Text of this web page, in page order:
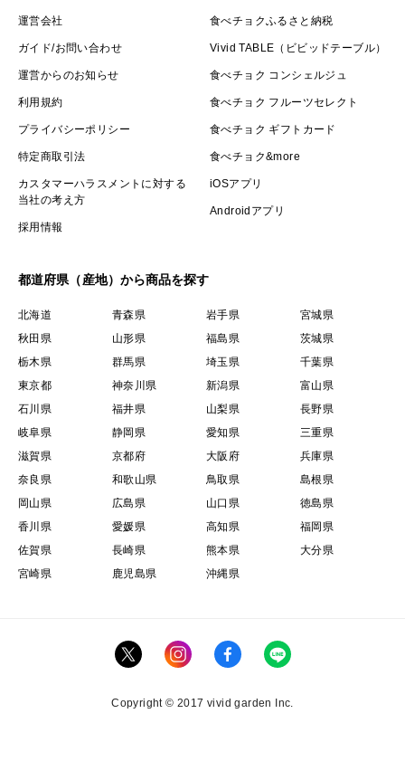
「殻むき落花生」（キッチンバサミの手側で挟むとむき
やすい）
熱した鉄フライパンか厚手の鍋に重ならない量を並べて
まとめ買いをご希望の際はご購入前にコメント欄からご
連絡いただけますと、同梱して送料がお得になる専用商
産地の特徴：岐阜県恵那市明智町
当園の位置する岐阜東農地方は年間を通じて昼夜の寒暖
差が大きく、その自然環境の厳しさの中でより美味しい
お米・野菜が育ちます。
栽培・生産のこだわり
◇農薬不使用
除草剤を含め、農薬は一切使用していません。
◇化学肥料不使用
肥料バランスをできるだけ自然な状態に保つため、化学
殻燻炭と米ぬかを混ぜて発酵させたもの）のみを使って
また、作物本来の味を引き出すため、使用する肥料の量
運営会社
ガイド/お問い合わせ
運営からのお知らせ
利用規約
プライバシーポリシー
特定商取引法
カスタマーハラスメントに対する
当社の考え方
採用情報
食べチョクふるさと納税
Vivid TABLE（ビビッドテーブル）
食べチョク コンシェルジュ
食べチョク フルーツセレクト
食べチョク ギフトカード
食べチョク&more
iOSアプリ
Androidアプリ
都道府県（産地）から商品を探す
北海道 青森県 岩手県
宮城県
秋田県
山形県 福島県
茨城県
栃木県
群馬県 埼玉県
千葉県
東京都
神奈川県 新潟県
富山県
石川県
福井県 山梨県
長野県
岐阜県
静岡県 愛知県
三重県
滋賀県
京都府 大阪府
兵庫県
奈良県
和歌山県 鳥取県
島根県
岡山県
広島県 山口県
徳島県
香川県
愛媛県 高知県
福岡県
佐賀県
長崎県 熊本県
大分県
宮崎県
鹿児島県 沖縄県
Copyright © 2017 vivid garden Inc.